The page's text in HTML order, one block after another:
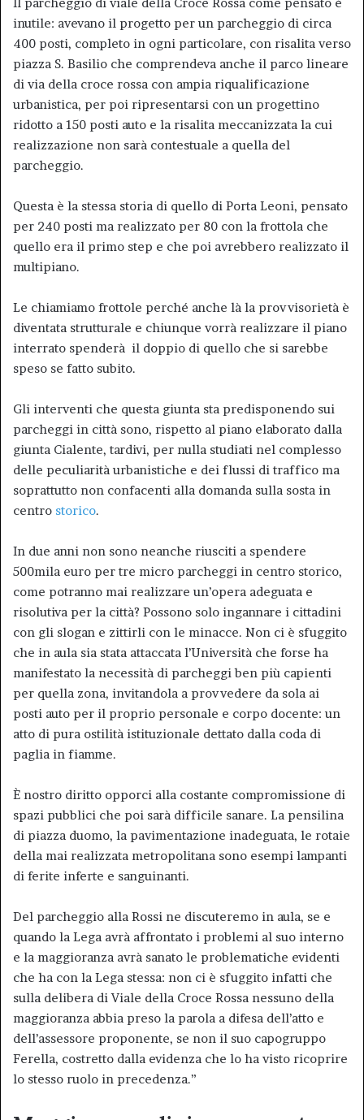
inutile: avevano il progetto per un parcheggio di circa
400 posti, completo in ogni particolare, con risalita verso
piazza S. Basilio che comprendeva anche il parco lineare
di via della croce rossa con ampia riqualificazione
urbanistica, per poi ripresentarsi con un progettino
ridotto a 150 posti auto e la risalita meccanizzata la cui
realizzazione non sarà contestuale a quella del
parcheggio.
Questa è la stessa storia di quello di Porta Leoni, pensato
per 240 posti ma realizzato per 80 con la frottola che
quello era il primo step e che poi avrebbero realizzato il
multipiano.
Le chiamiamo frottole perché anche là la provvisorietà è
diventata strutturale e chiunque vorrà realizzare il piano
interrato spenderà il doppio di quello che si sarebbe
speso se fatto subito.
Gli interventi che questa giunta sta predisponendo sui
parcheggi in città sono, rispetto al piano elaborato dalla
giunta Cialente, tardivi, per nulla studiati nel complesso
delle peculiarità urbanistiche e dei flussi di traffico ma
soprattutto non confacenti alla domanda sulla sosta in
centro storico.
In due anni non sono neanche riusciti a spendere
500mila euro per tre micro parcheggi in centro storico,
come potranno mai realizzare un’opera adeguata e
risolutiva per la città? Possono solo ingannare i cittadini
con gli slogan e zittirli con le minacce. Non ci è sfuggito
che in aula sia stata attaccata l’Università che forse ha
manifestato la necessità di parcheggi ben più capienti
per quella zona, invitandola a provvedere da sola ai
posti auto per il proprio personale e corpo docente: un
atto di pura ostilità istituzionale dettato dalla coda di
paglia in fiamme.
È nostro diritto opporci alla costante compromissione di
spazi pubblici che poi sarà difficile sanare. La pensilina
di piazza duomo, la pavimentazione inadeguata, le rotaie
della mai realizzata metropolitana sono esempi lampanti
di ferite inferte e sanguinanti.
Del parcheggio alla Rossi ne discuteremo in aula, se e
quando la Lega avrà affrontato i problemi al suo interno
e la maggioranza avrà sanato le problematiche evidenti
che ha con la Lega stessa: non ci è sfuggito infatti che
sulla delibera di Viale della Croce Rossa nessuno della
maggioranza abbia preso la parola a difesa dell’atto e
dell’assessore proponente, se non il suo capogruppo
Ferella, costretto dalla evidenza che lo ha visto ricoprire
lo stesso ruolo in precedenza.”